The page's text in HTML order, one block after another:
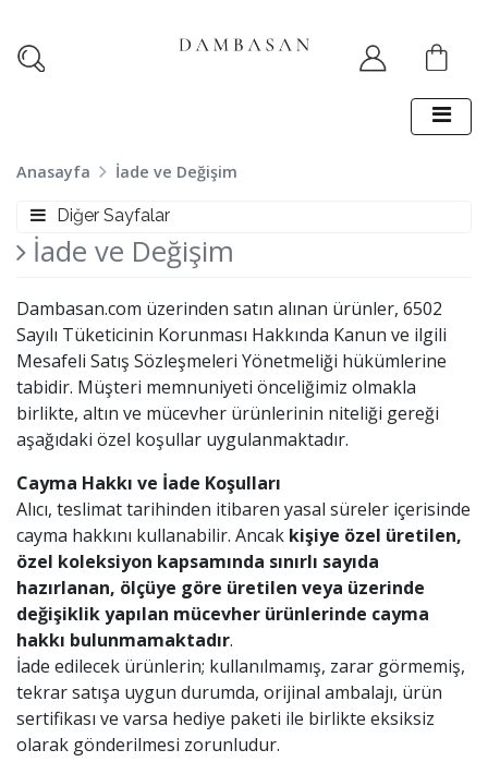
Anasayfa İade ve Değişim
Diğer Sayfalar
İade ve Değişim
Dambasan.com üzerinden satın alınan ürünler, 6502
Sayılı Tüketicinin Korunması Hakkında Kanun ve ilgili
Mesafeli Satış Sözleşmeleri Yönetmeliği hükümlerine
tabidir. Müşteri memnuniyeti önceliğimiz olmakla
birlikte, altın ve mücevher ürünlerinin niteliği gereği
aşağıdaki özel koşullar uygulanmaktadır.
Cayma Hakkı ve İade Koşulları
Alıcı, teslimat tarihinden itibaren yasal süreler içerisinde
cayma hakkını kullanabilir. Ancak kişiye özel üretilen,
özel koleksiyon kapsamında sınırlı sayıda
hazırlanan, ölçüye göre üretilen veya üzerinde
değişiklik yapılan mücevher ürünlerinde cayma
hakkı bulunmamaktadır.
İade edilecek ürünlerin; kullanılmamış, zarar görmemiş,
tekrar satışa uygun durumda, orijinal ambalajı, ürün
sertifikası ve varsa hediye paketi ile birlikte eksiksiz
olarak gönderilmesi zorunludur.